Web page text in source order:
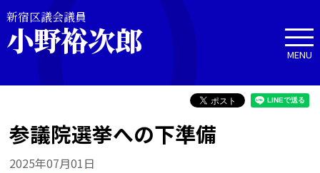
新宿区議会議員
小野裕次郎 MENU
参議院選挙への下準備
2025年07月01日